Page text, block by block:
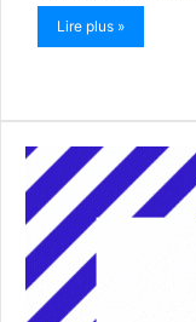
Lire plus »